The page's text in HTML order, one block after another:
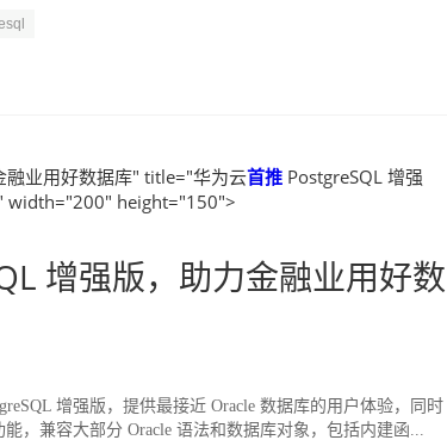
融业用好数据库" title="华为云首推 PostgreSQL 增强
width="200" height="150">
增强版，助力金融业用好数
增强版，提供最接近 Oracle 数据库的用户体验，同时
能，兼容大部分 Oracle 语法和数据库对象，包括内建函...